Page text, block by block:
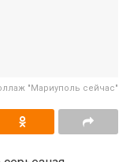
"Мариуполь сейчас"